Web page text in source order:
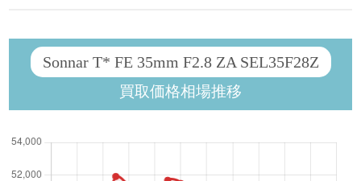
Sonnar T* FE 35mm F2.8 ZA SEL35F28Z
買取価格相場推移